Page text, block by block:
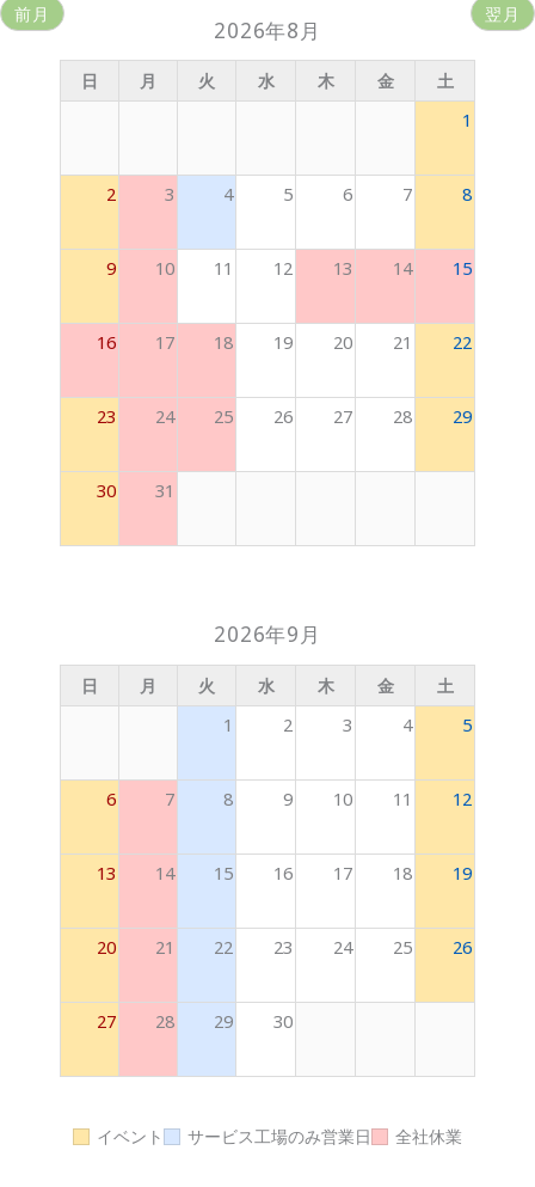
前月 翌月
2026年8月
日 月 火 水 木 金 土
1
2 3 4 5 6 7 8
9 10 11 12 13 14 15
16 17 18 19 20 21 22
23 24 25 26 27 28 29
30 31
2026年9月
日 月 火 水 木 金 土
1 2 3 4 5
6 7 8 9 10 11 12
13 14 15 16 17 18 19
20 21 22 23 24 25 26
27 28 29 30
イベント サービス工場のみ営業日 全社休業